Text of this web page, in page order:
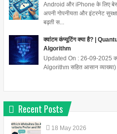
Android और iPhone के लिए
अपनी गोपनीयता और इंटरनेट
बढ़ती स...
क्वांटम कंप्यूटिंग क्या है? |
Algorithm
Updated On : 26-09-2025
Algorithm सहित आसान
Recent Posts
18 May 2026